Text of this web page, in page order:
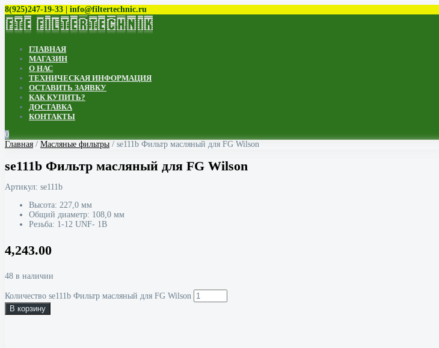
8(925)247-19-33 | info@filtertechnic.ru
ГЛАВНАЯ
МАГАЗИН
О НАС
ТЕХНИЧЕСКАЯ ИНФОРМАЦИЯ
ОСТАВИТЬ ЗАЯВКУ
КАК КУПИТЬ?
ДОСТАВКА
КОНТАКТЫ
0
Главная / Масляные фильтры / se111b Фильтр масляный для FG Wilson
se111b Фильтр масляный для FG Wilson
Артикул: se111b
Высота: 227,0 мм
Общий диаметр: 108,0 мм
Резьба: 1-12 UNF- 1B
4,243.00
48 в наличии
Количество se111b Фильтр масляный для FG Wilson
В корзину